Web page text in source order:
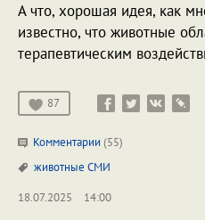
А что, хорошая идея, как
известно, что животные
терапевтическим
87
Комментарии (55)
животные СМИ
18.07.2025
14:00